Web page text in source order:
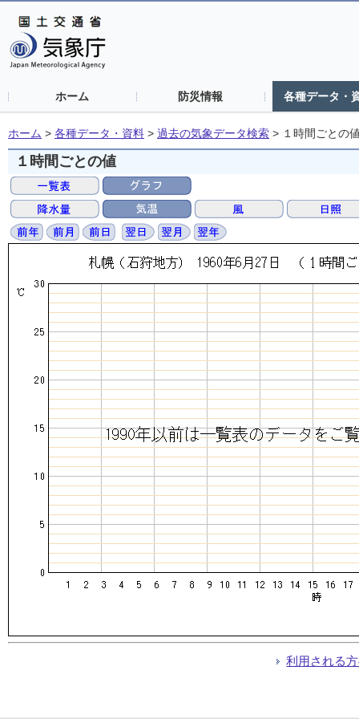
ホーム 防災情報 各種データ・
ホーム > 各種データ・資料 > 過去の気象データ検索 > １時間ごとの
１時間ごとの値
利用される